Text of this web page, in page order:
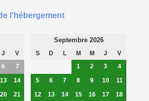
l'hébergement
J
V
6
7
13
14
20 21
Septembre 2026
S D L M M J
V
1
2 3
4
5
6 7 8 9 10
11
12
13 14 15 16 17 18